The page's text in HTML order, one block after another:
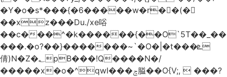
�Y�o�s*���{�6�����w�r��ٌ(�
��xz���Du./xe唂
��c�
���.�o?��}�������~`�O�|�t���ܧ
倩)N�Z�؂pB���!Q����N�/
�����x�o�^qwI���ݘ膉��O{V;,  ���?